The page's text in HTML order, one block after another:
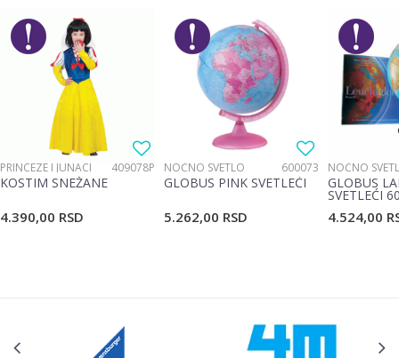
PRINCEZE I JUNACI 409078P
KOSTIM SNEŽANE
4.390,00 RSD
NOĆNO SVETLO 600073
GLOBUS PINK SVETLEĆI
5.262,00 RSD
NOĆNO
GLOBUS
SVETLEĆI
4.524,00